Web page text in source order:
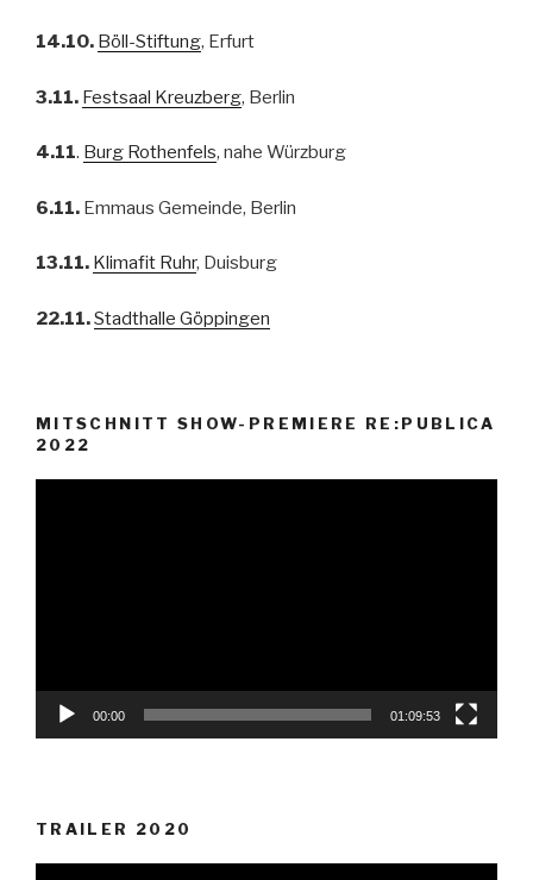
14.10. Böll-Stiftung, Erfurt
3.11. Festsaal Kreuzberg, Berlin
4.11. Burg Rothenfels, nahe Würzburg
6.11. Emmaus Gemeinde, Berlin
13.11. Klimafit Ruhr, Duisburg
22.11.Stadthalle Göppingen
MITSCHNITT SHOW-PREMIERE RE:PUBLICA
2022
00:00 01:09:53
TRAILER 2020